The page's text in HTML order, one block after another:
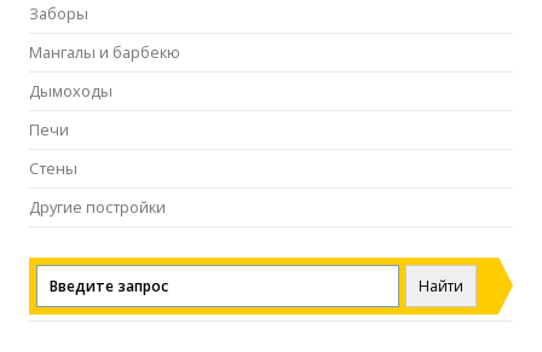
Заборы
Мангалы и барбекю
Дымоходы
Печи
Стены
Другие постройки